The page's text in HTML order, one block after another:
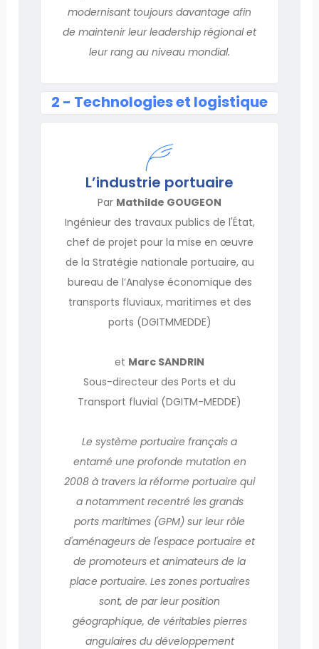
modernisant toujours davantage afin
de maintenir leur leadership régional et
leur rang au niveau mondial.
2 - Technologies et logistique
L’industrie portuaire
Par Mathilde GOUGEON
Ingénieur des travaux publics de l'État,
chef de projet pour la mise en œuvre
de la Stratégie nationale portuaire, au
bureau de l’Analyse économique des
transports fluviaux, maritimes et des
ports (DGITMMEDDE)
et Marc SANDRIN
Sous-directeur des Ports et du
Transport fluvial (DGITM-MEDDE)
Le système portuaire français a
entamé une profonde mutation en
2008 à travers la réforme portuaire qui
a notamment recentré les grands
ports maritimes (GPM) sur leur rôle
d'aménageurs de l'espace portuaire et
de promoteurs et animateurs de la
place portuaire. Les zones portuaires
sont, de par leur position
géographique, de véritables pierres
angulaires du développement